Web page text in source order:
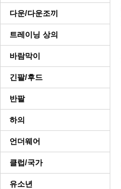
다운/다운조끼
트레이닝 상의
바람막이
긴팔/후드
반팔
하의
언더웨어
클럽/국가
유소년